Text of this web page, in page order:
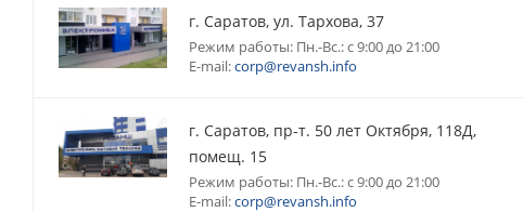
г. Саратов, ул. Тархова, 37
Режим работы: Пн.-Вс.: с 9:00 до 21:00
E-mail:corp@revansh.info
г. Саратов, пр-т. 50 лет Октября, 118Д,
помещ. 15
Режим работы: Пн.-Вс.: с 9:00 до 21:00
E-mail:corp@revansh.info